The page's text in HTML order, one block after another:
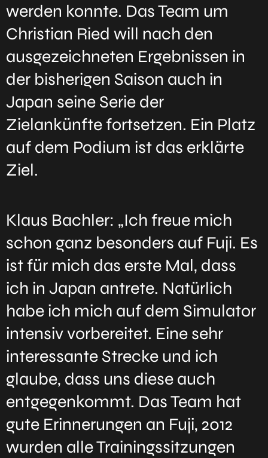
werden konnte. Das Team um
Christian Ried will nach den
ausgezeichneten Ergebnissen in
der bisherigen Saison auch in
Japan seine Serie der
Zielankünfte fortsetzen. Ein Platz
auf dem Podium ist das erklärte
Ziel.
Klaus Bachler: „Ich freue mich
schon ganz besonders auf Fuji. Es
ist für mich das erste Mal, dass
ich in Japan antrete. Natürlich
habe ich mich auf dem Simulator
intensiv vorbereitet. Eine sehr
interessante Strecke und ich
glaube, dass uns diese auch
entgegenkommt. Das Team hat
gute Erinnerungen an Fuji, 2012
wurden alle Trainingssitzungen